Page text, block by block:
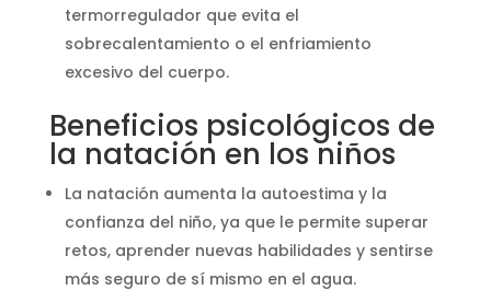
termorregulador que evita el
sobrecalentamiento o el enfriamiento
excesivo del cuerpo.
Beneficios psicológicos de
la natación en los niños
La natación aumenta la autoestima y la
confianza del niño, ya que le permite superar
retos, aprender nuevas habilidades y sentirse
más seguro de sí mismo en el agua.